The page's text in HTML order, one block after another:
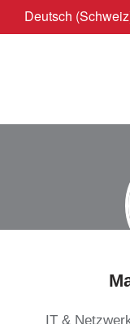
Deutsch
IT &